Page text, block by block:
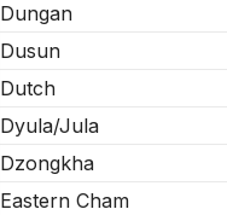
Dungan
Dusun
Dutch
Dyula/Jula
Dzongkha
Eastern Cham